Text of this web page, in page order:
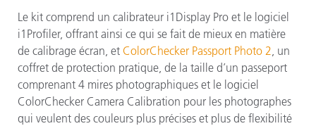
Le kit comprend un calibrateur i1Display Pro et le logiciel
i1Profiler, offrant ainsi ce qui se fait de mieux en matière
de calibrage écran, et ColorChecker Passport Photo 2, un
coffret de protection pratique, de la taille d’un passeport
comprenant 4 mires photographiques et le logiciel
ColorChecker Camera Calibration pour les photographes
qui veulent des couleurs plus précises et plus de flexibilité